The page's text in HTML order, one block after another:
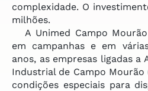
complexidade. O
milhões.
A Unimed Campo
em campanhas e em
anos, as empresas ligadas a
Industrial de Campo
condições especiais para